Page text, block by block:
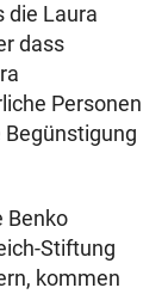
die Laura
dass
Personen
Benko
Stiftung
kommen